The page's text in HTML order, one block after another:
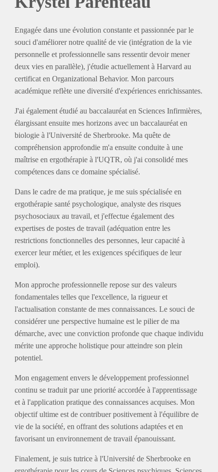
Engagée dans une évolution constante et passionnée par le
souci d'améliorer notre qualité de vie (intégration de la vie
personnelle et professionnelle sans ressentir devoir mener
deux vies en parallèle), j'étudie actuellement à Harvard au
certificat en Organizational Behavior. Mon parcours
académique reflète une diversité d'expériences enrichissantes.
J'ai également étudié au baccalauréat en Sciences Infirmières,
élargissant ensuite mes horizons avec un baccalauréat en
biologie à l'Université de Sherbrooke. Ma quête de
compréhension approfondie m'a ensuite conduite à une
maîtrise en ergothérapie à l'UQTR, où j'ai consolidé mes
compétences dans ce domaine spécialisé.
Dans le cadre de ma pratique, je me suis spécialisée en
ergothérapie santé psychologique, analyste des risques
psychosociaux au travail, et j'effectue également des
expertises de postes de travail (adéquation entre les
restrictions fonctionnelles des personnes, leur capacité à
exercer leur métier, et les exigences spécifiques de leur
emploi).
Mon approche professionnelle repose sur des valeurs
fondamentales telles que l'excellence, la rigueur et
l'actualisation constante de mes connaissances. Le souci de
considérer une perspective humaine est le pilier de ma
démarche, avec une conviction profonde que chaque individu
mérite une approche holistique pour atteindre son plein
potentiel.
Mon engagement envers le développement professionnel
continu se traduit par une priorité accordée à l'apprentissage
et à l'application pratique des connaissances acquises. Mon
objectif ultime est de contribuer positivement à l'équilibre de
vie de la société, en offrant des solutions adaptées et en
favorisant un environnement de travail épanouissant.
Finalement, je suis tutrice à l'Université de Sherbrooke en